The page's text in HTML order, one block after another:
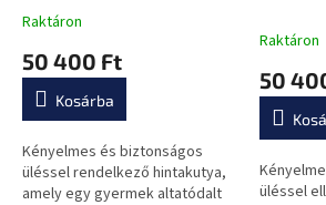
A
átlagos
értékelése
0,0
csillag.
Raktáron
50 400 Ft
Kosárba
Kényelmes és biztonságos
üléssel rendelkező hintakutya,
amely egy gyermek altatódalt
Raktáron
50
üléssel